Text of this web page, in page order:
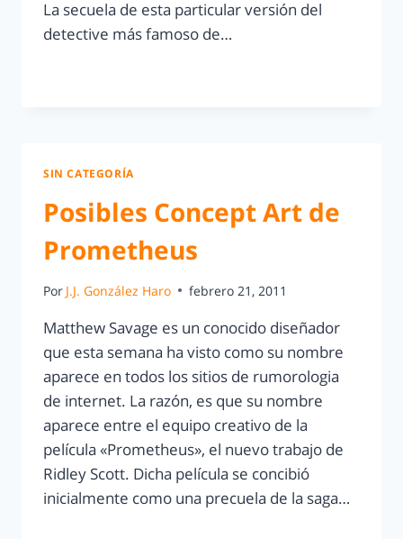
La secuela de esta particular versión del
detective más famoso de…
SIN CATEGORÍA
Posibles Concept Art de
Prometheus
Por J.J. González Haro febrero 21, 2011
Matthew Savage es un conocido diseñador
que esta semana ha visto como su nombre
aparece en todos los sitios de rumorologia
de internet. La razón, es que su nombre
aparece entre el equipo creativo de la
película «Prometheus», el nuevo trabajo de
Ridley Scott. Dicha película se concibió
inicialmente como una precuela de la saga…